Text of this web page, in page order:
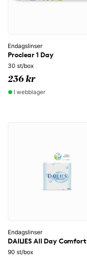
Endagslinser
Proclear 1 Day
30 st/box
236 kr
I webblager
Endagslinser
DAILIES All Day Comfort
90 st/box